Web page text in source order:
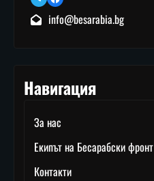
info@besarabia.bg
Навигация
За нас
Екипът на Бесарабски фронт
Контакти